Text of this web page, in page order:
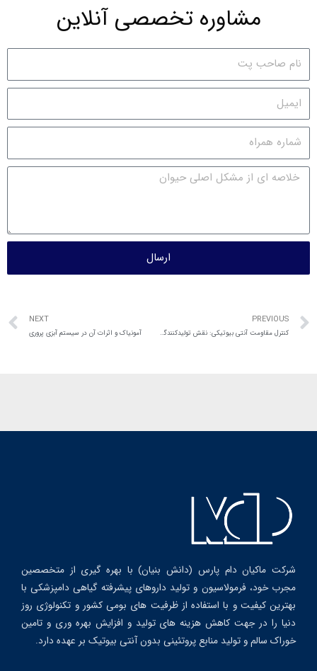
مشاوره تخصصی آنلاین
ارسال
PREVIOUS
کنترل مقاومت آنتی بیوتیکی: نقش تولیدکنندگان دام و طیور
NEXT
آمونیاک و اثرات آن در سیستم آبزی پروری
شرکت ماکیان دام پارس (دانش بنیان) با بهره گیری از متخصصین
مجرب خود، فرمولاسیون و تولید داروهای پیشرفته گیاهی دامپزشکی با
بهترین کیفیت و با استفاده از ظرفیت های بومی کشور و تکنولوژی روز
دنیا را در جهت کاهش هزینه های تولید و افزایش بهره وری و تامین
خوراک سالم و تولید منابع پروتئینی بدون آنتی بیوتیک بر عهده دارد.